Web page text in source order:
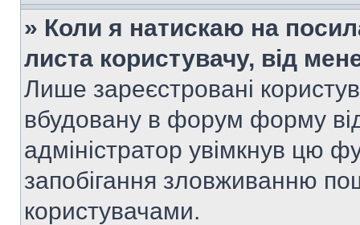
» Коли я натискаю на
листа користувачу, від
Лише зареєстровані
вбудовану в форум форму
адміністратор увімкнув цю
запобігання зловживанню
користувачами.